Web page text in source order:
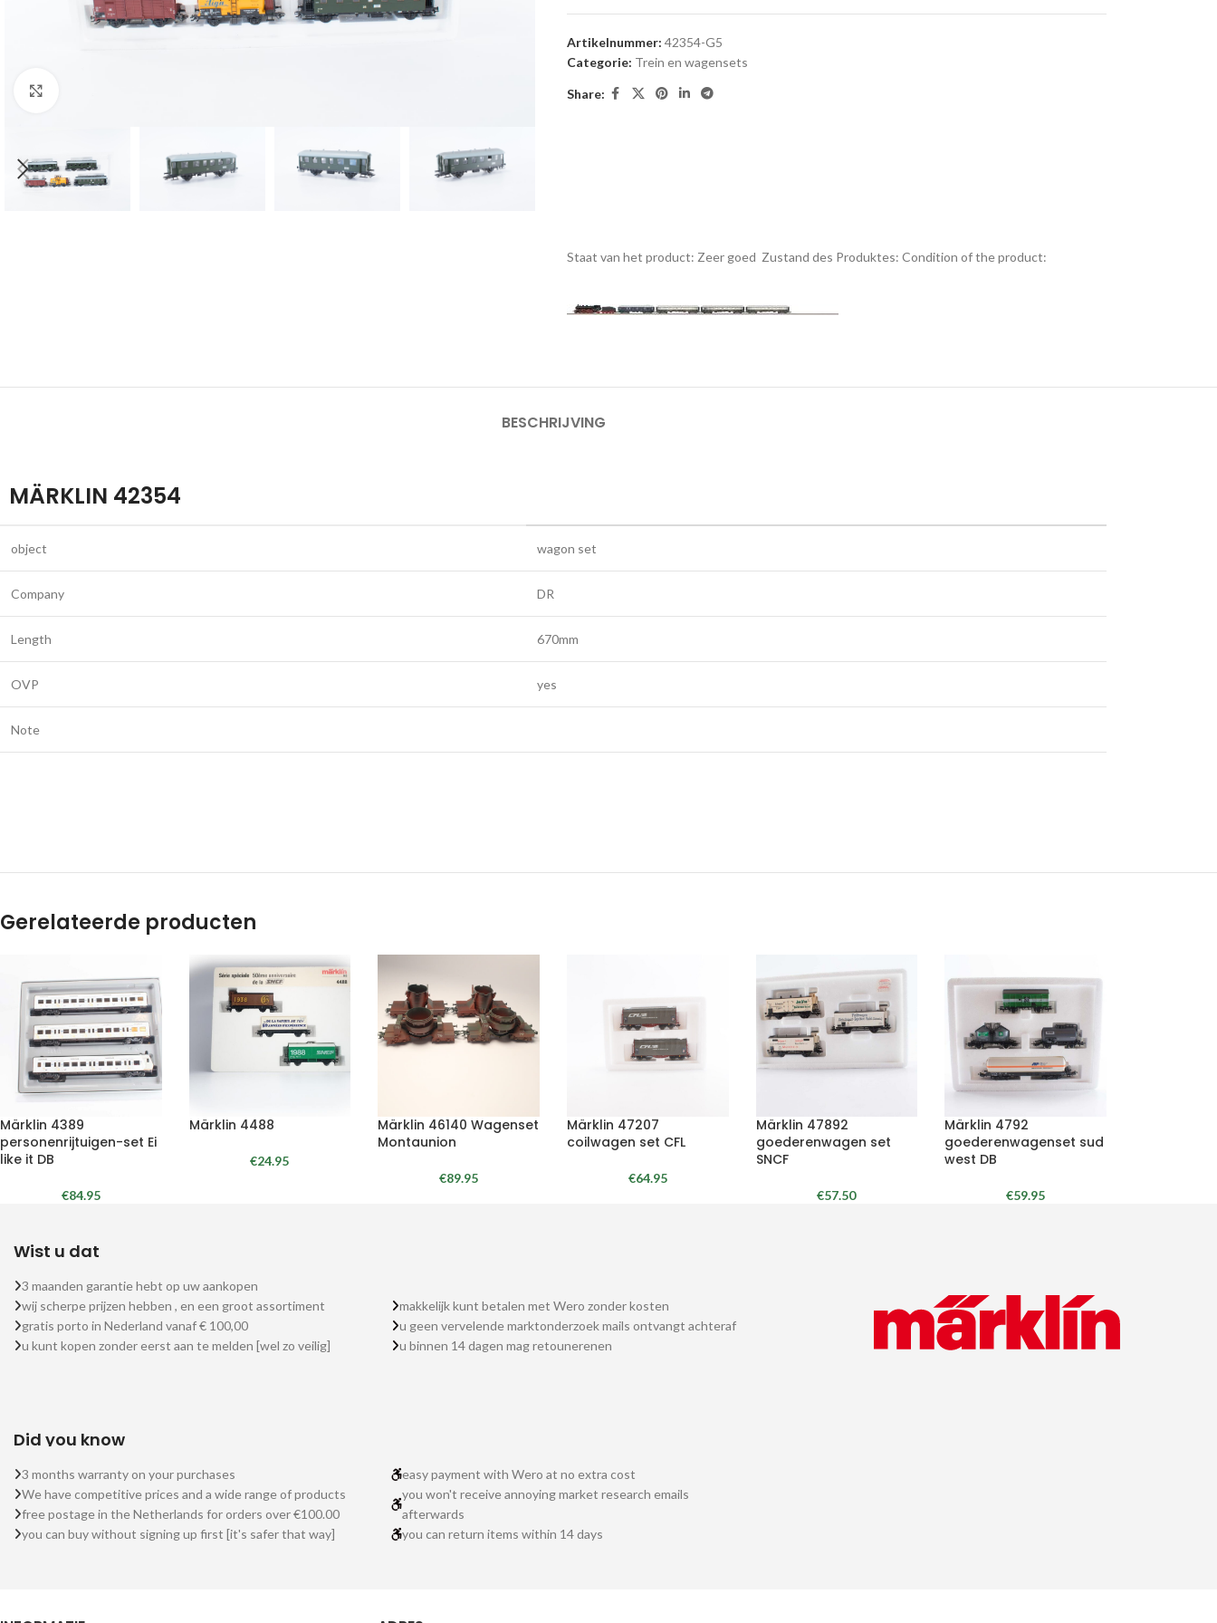
Artikelnummer: 42354-G5
Categorie: Trein en wagensets
Share:
Staat van het product: Zeer goed Zustand des Produktes: Condition of the product:
BESCHRIJVING
MÄRKLIN 42354
object wagon set
Company DR
Length 670mm
OVP yes
Note
Gerelateerde producten
Märklin 4389
personenrijtuigen-set Ei
like it DB
€84.95
Märklin 4488
€24.95
Märklin 46140 Wagenset
Montaunion
€89.95
Märklin 47207
coilwagen set CFL
€64.95
Märklin 47892
goederenwagen set
SNCF
€57.50
Märklin 4792
goederenwagenset sud
west DB
€59.95
Wist u dat
3 maanden garantie hebt op uw aankopen
wij scherpe prijzen hebben , en een groot assortiment
gratis porto in Nederland vanaf € 100,00
u kunt kopen zonder eerst aan te melden [wel zo veilig]
makkelijk kunt betalen met Wero zonder kosten
u geen vervelende marktonderzoek mails ontvangt achteraf
u binnen 14 dagen mag retounerenen
Did you know
3 months warranty on your purchases
We have competitive prices and a wide range of products
free postage in the Netherlands for orders over €100.00
you can buy without signing up first [it's safer that way]
easy payment with Wero at no extra cost
you won't receive annoying market research emails
afterwards
you can return items within 14 days